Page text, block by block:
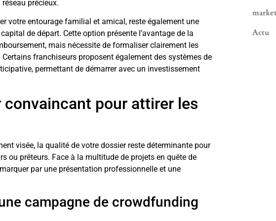
précieux.
votre entourage familial et amical, reste également une
de départ. Cette option présente l’avantage de la
mais nécessite de formaliser clairement les
franchiseurs proposent également des systèmes de
permettant de démarrer avec un investissement
pour attirer les
visée, la qualité de votre dossier reste déterminante pour
ou prêteurs. Face à la multitude de projets en quête de
par une présentation professionnelle et une
campagne de crowdfunding
Actu